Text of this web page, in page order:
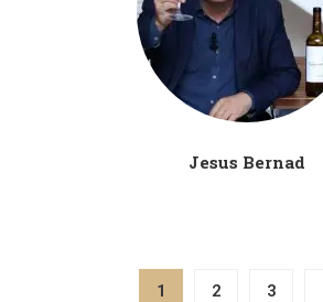
Jesus Bernad
1 2 3